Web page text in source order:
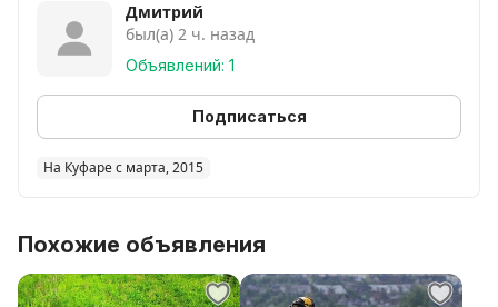
Дмитрий
был(а) 2 ч. назад
Объявлений: 1
Подписаться
На Куфаре с марта, 2015
Похожие объявления